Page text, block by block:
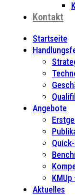
Kontakt
Startseite
Angebote
Aktuelles